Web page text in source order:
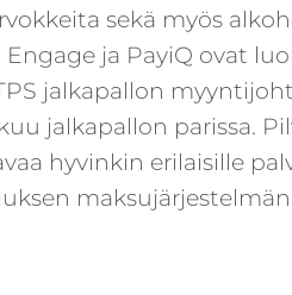
sekä myös
Engage ja PayiQ ovat
jalkapallon
jalkapallon
hyvinkin erilaisille